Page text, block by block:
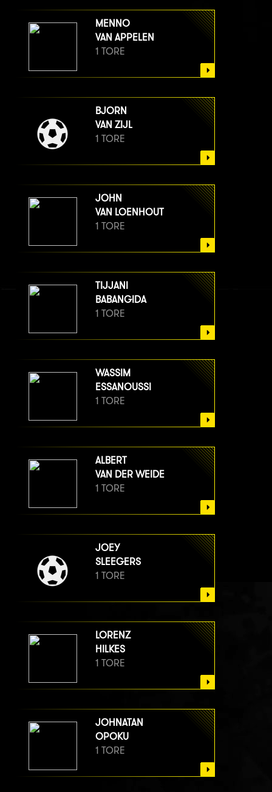
MENNO
VAN APPELEN
1 TORE
BJORN
VAN ZIJL
1 TORE
JOHN
VAN LOENHOUT
1 TORE
TIJJANI
BABANGIDA
1 TORE
WASSIM
ESSANOUSSI
1 TORE
ALBERT
VAN DER WEIDE
1 TORE
JOEY
SLEEGERS
1 TORE
LORENZ
HILKES
1 TORE
JOHNATAN
OPOKU
1 TORE